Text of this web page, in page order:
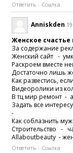
Ответить Ссылка
Anniskden
Женское счастье
За содержание
Женский сайт -
Раскроем вместе
Достаточно лишь
Как развестись,
Видеоролики из
В тц мир ремонт - а
Задать все
-
Как соблазнить
Строительство -
Allaboutbeauty -
Ответить Ссылка